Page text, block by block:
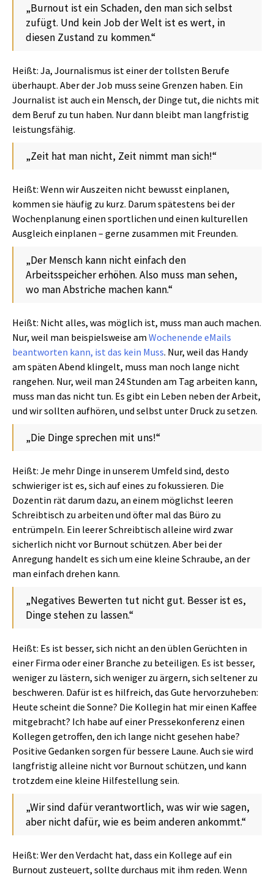
„Burnout ist ein Schaden, den man sich selbst
zufügt. Und kein Job der Welt ist es wert, in
diesen Zustand zu kommen.“
Heißt: Ja, Journalismus ist einer der tollsten Berufe
überhaupt. Aber der Job muss seine Grenzen haben. Ein
Journalist ist auch ein Mensch, der Dinge tut, die nichts mit
dem Beruf zu tun haben. Nur dann bleibt man langfristig
leistungsfähig.
„Zeit hat man nicht, Zeit nimmt man sich!“
Heißt: Wenn wir Auszeiten nicht bewusst einplanen,
kommen sie häufig zu kurz. Darum spätestens bei der
Wochenplanung einen sportlichen und einen kulturellen
Ausgleich einplanen – gerne zusammen mit Freunden.
„Der Mensch kann nicht einfach den
Arbeitsspeicher erhöhen. Also muss man sehen,
wo man Abstriche machen kann.“
Heißt: Nicht alles, was möglich ist, muss man auch machen.
Nur, weil man beispielsweise am Wochenende eMails
beantworten kann, ist das kein Muss. Nur, weil das Handy
am späten Abend klingelt, muss man noch lange nicht
rangehen. Nur, weil man 24 Stunden am Tag arbeiten kann,
muss man das nicht tun. Es gibt ein Leben neben der Arbeit,
und wir sollten aufhören, und selbst unter Druck zu setzen.
„Die Dinge sprechen mit uns!“
Heißt: Je mehr Dinge in unserem Umfeld sind, desto
schwieriger ist es, sich auf eines zu fokussieren. Die
Dozentin rät darum dazu, an einem möglichst leeren
Schreibtisch zu arbeiten und öfter mal das Büro zu
entrümpeln. Ein leerer Schreibtisch alleine wird zwar
sicherlich nicht vor Burnout schützen. Aber bei der
Anregung handelt es sich um eine kleine Schraube, an der
man einfach drehen kann.
„Negatives Bewerten tut nicht gut. Besser ist es,
Dinge stehen zu lassen.“
Heißt: Es ist besser, sich nicht an den üblen Gerüchten in
einer Firma oder einer Branche zu beteiligen. Es ist besser,
weniger zu lästern, sich weniger zu ärgern, sich seltener zu
beschweren. Dafür ist es hilfreich, das Gute hervorzuheben:
Heute scheint die Sonne? Die Kollegin hat mir einen Kaffee
mitgebracht? Ich habe auf einer Pressekonferenz einen
Kollegen getroffen, den ich lange nicht gesehen habe?
Positive Gedanken sorgen für bessere Laune. Auch sie wird
langfristig alleine nicht vor Burnout schützen, und kann
trotzdem eine kleine Hilfestellung sein.
„Wir sind dafür verantwortlich, was wir wie sagen,
aber nicht dafür, wie es beim anderen ankommt.“
Heißt: Wer den Verdacht hat, dass ein Kollege auf ein
Burnout zusteuert, sollte durchaus mit ihm reden. Wenn